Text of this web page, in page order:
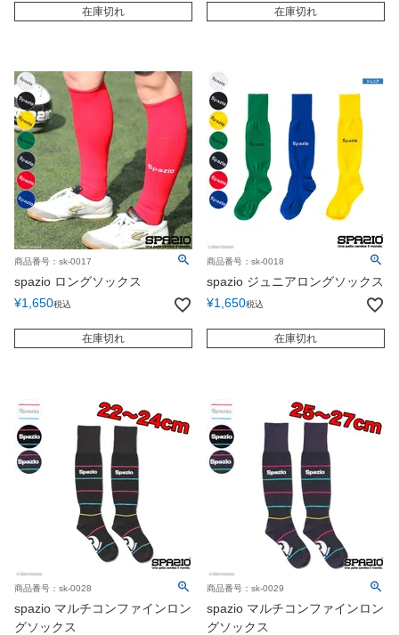
在庫切れ 在庫切れ
商品番号：sk-0017
spazio ロングソックス
¥1,650税込
在庫切れ
商品番号：sk-0018
spazio ジュニアロングソックス
¥1,650税込
在庫切れ
商品番号：sk-0028
spazio マルチコンファインロン
グソックス
商品番号：sk-0029
spazio マルチコンファインロン
グソックス